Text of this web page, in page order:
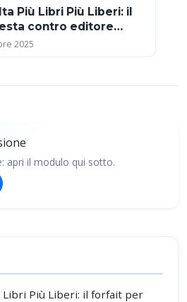
Più Libri Più Liberi: il
contro editore
2025
apri il modulo qui sotto.
Libri Più Liberi: il forfait per